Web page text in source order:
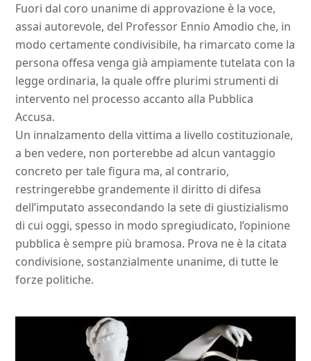
Fuori dal coro unanime di approvazione è la voce,
assai autorevole, del Professor Ennio Amodio che, in
modo certamente condivisibile, ha rimarcato come la
persona offesa venga già ampiamente tutelata con la
legge ordinaria, la quale offre plurimi strumenti di
intervento nel processo accanto alla Pubblica
Accusa.
Un innalzamento della vittima a livello costituzionale,
a ben vedere, non porterebbe ad alcun vantaggio
concreto per tale figura ma, al contrario,
restringerebbe grandemente il diritto di difesa
dell’imputato assecondando la sete di giustizialismo
di cui oggi, spesso in modo spregiudicato, l’opinione
pubblica è sempre più bramosa. Prova ne è la citata
condivisione, sostanzialmente unanime, di tutte le
forze politiche.